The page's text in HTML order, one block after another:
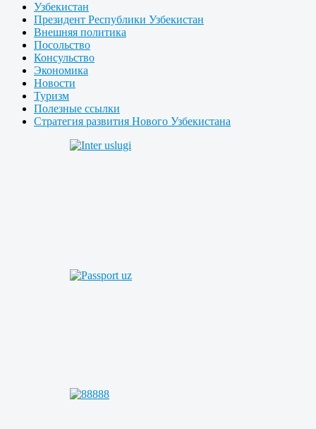
Узбекистан
Президент Республики Узбекистан
Внешняя политика
Посольство
Консульство
Экономика
Новости
Туризм
Полезные ссылки
Стратегия развития Нового Узбекистана